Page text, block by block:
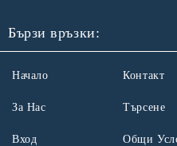
Бързи връзки:
Начало
За Нас
Вход
Контакт
Търсене
Общи